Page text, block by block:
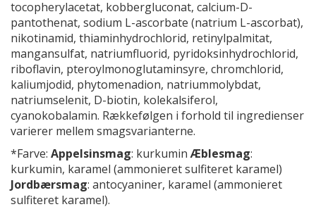
tocopherylacetat, kobbergluconat, calcium-D-
pantothenat, sodium L-ascorbate (natrium L-ascorbat),
nikotinamid, thiaminhydrochlorid, retinylpalmitat,
mangansulfat, natriumfluorid, pyridoksinhydrochlorid,
riboflavin, pteroylmonoglutaminsyre, chromchlorid,
kaliumjodid, phytomenadion, natriummolybdat,
natriumselenit, D-biotin, kolekalsiferol,
cyanokobalamin. Rækkefølgen i forhold til ingredienser
varierer mellem smagsvarianterne.
*Farve: Appelsinsmag: kurkuminÆblesmag:
kurkumin, karamel (ammonieret sulfiteret karamel)
Jordbærsmag: antocyaniner, karamel (ammonieret
sulfiteret karamel).